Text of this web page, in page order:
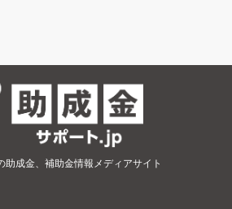
助成金、補助金情報メディアサイト